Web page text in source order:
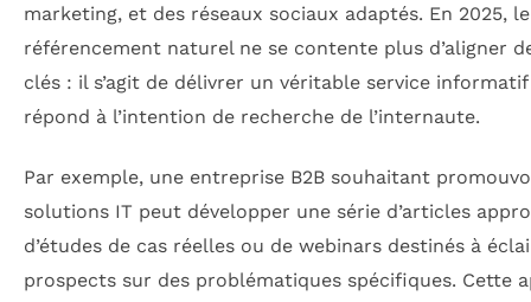
marketing, et des réseaux sociaux adaptés. En 2025, le
référencement naturel ne se contente plus d’aligner
clés : il s’agit de délivrer un véritable service
répond à l’intention de recherche de l’internaute.
Par exemple, une entreprise B2B souhaitant
solutions IT peut développer une série d’articles
d’études de cas réelles ou de webinars destinés à
prospects sur des problématiques spécifiques. Cette